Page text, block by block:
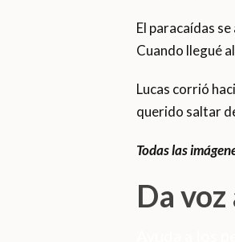
El paracaídas
Cuando llegué
Lucas corrió
querido saltar
Todas las
Da